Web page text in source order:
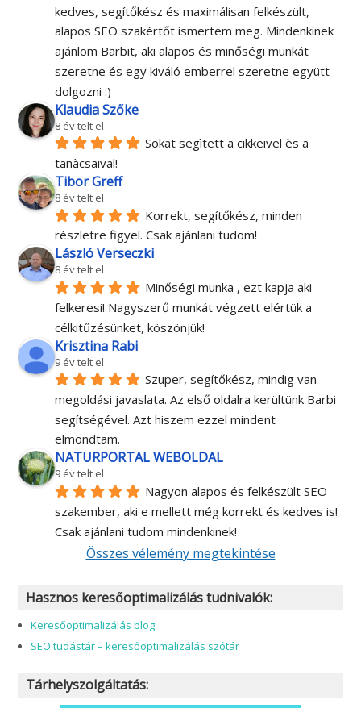
kedves, segítőkész és maximálisan felkészült,
alapos SEO szakértőt ismertem meg. Mindenkinek
ajánlom Barbit, aki alapos és minőségi munkát
szeretne és egy kiváló emberrel szeretne együtt
dolgozni :)
Klaudia Szőke
8 év telt el
Sokat segìtett a cikkeivel ès a
tanàcsaival!
Tibor Greff
8 év telt el
Korrekt, segítőkész, minden
részletre figyel. Csak ajánlani tudom!
László Verseczki
8 év telt el
Minőségi munka , ezt kapja aki
felkeresi! Nagyszerű munkát végzett elértük a
célkitűzésünket, köszönjük!
Krisztina Rabi
9 év telt el
Szuper, segítőkész, mindig van
megoldási javaslata. Az első oldalra kerültünk Barbi
segítségével. Azt hiszem ezzel mindent
elmondtam.
NATURPORTAL WEBOLDAL
9 év telt el
Nagyon alapos és felkészült SEO
szakember, aki e mellett még korrekt és kedves is!
Csak ajánlani tudom mindenkinek!
Összes vélemény megtekintése
Hasznos keresőoptimalizálás tudnivalók:
Keresőoptimalizálás blog
SEO tudástár – keresőoptimalizálás szótár
Tárhelyszolgáltatás: